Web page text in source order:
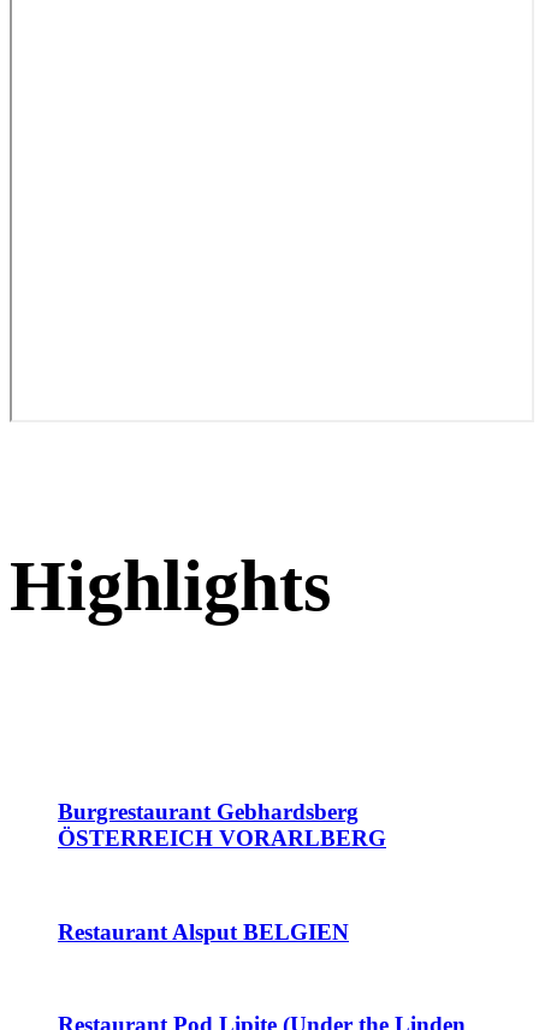
Highlights
Burgrestaurant Gebhardsberg
ÖSTERREICH VORARLBERG
Restaurant Alsput BELGIEN
Restaurant Pod Lipite (Under the Linden